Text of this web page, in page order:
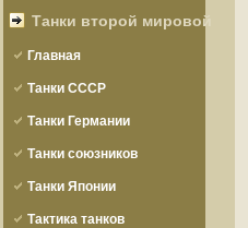
Танки второй мировой
Главная
Танки СССР
Танки Германии
Танки союзников
Танки Японии
Тактика танков